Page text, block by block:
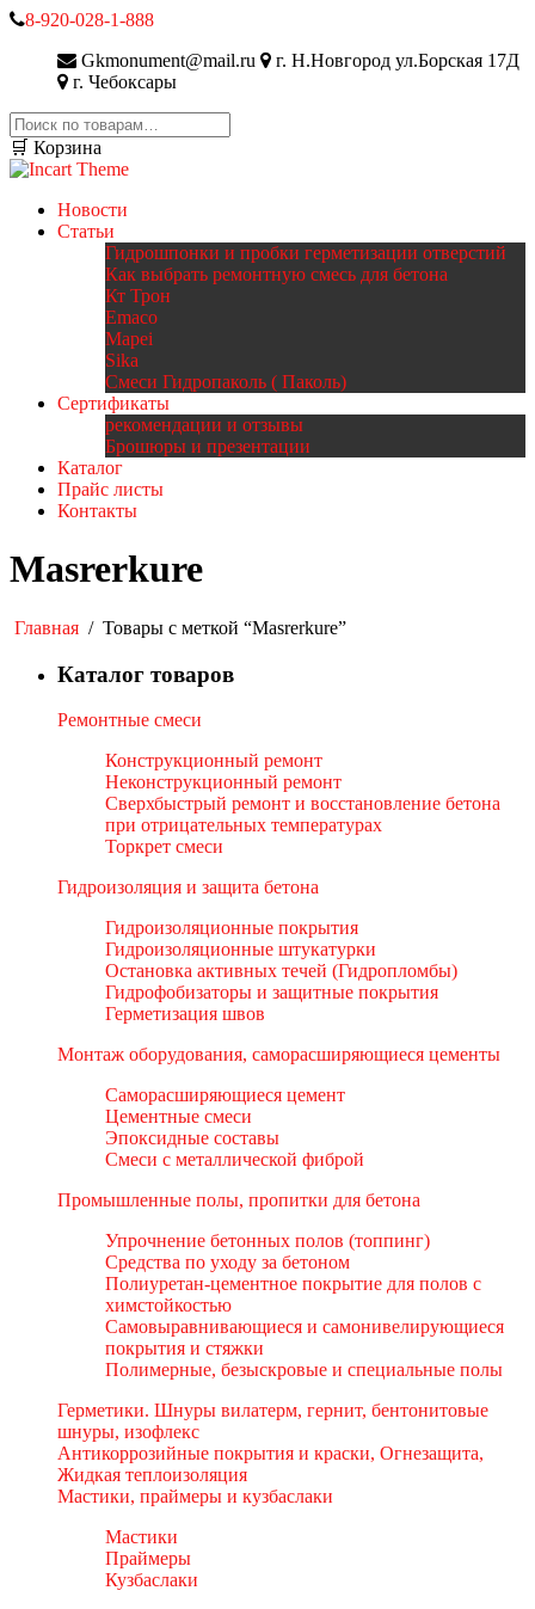
8-920-028-1-888
Gkmonument@mail.ru
г. Н.Новгород ул.Борская 17Д
г. Чебоксары
Искать:
🛒 Корзина
Новости
Статьи
Гидрошпонки и пробки герметизации отверстий
Как выбрать ремонтную смесь для бетона
Кт Трон
Emaco
Mapei
Sika
Смеси Гидропаколь ( Паколь)
Сертификаты
рекомендации и отзывы
Брошюры и презентации
Каталог
Прайс листы
Контакты
Masrerkure
Главная / Товары с меткой “Masrerkure”
Каталог товаров
Ремонтные смеси
Конструкционный ремонт
Неконструкционный ремонт
Сверхбыстрый ремонт и восстановление бетона
при отрицательных температурах
Торкрет смеси
Гидроизоляция и защита бетона
Гидроизоляционные покрытия
Гидроизоляционные штукатурки
Остановка активных течей (Гидропломбы)
Гидрофобизаторы и защитные покрытия
Герметизация швов
Монтаж оборудования, саморасширяющиеся цементы
Саморасширяющиеся цемент
Цементные смеси
Эпоксидные составы
Смеси с металлической фиброй
Промышленные полы, пропитки для бетона
Упрочнение бетонных полов (топпинг)
Средства по уходу за бетоном
Полиуретан-цементное покрытие для полов с
химстойкостью
Самовыравнивающиеся и самонивелирующиеся
покрытия и стяжки
Полимерные, безыскровые и специальные полы
Герметики. Шнуры вилатерм, гернит, бентонитовые
шнуры, изофлекс
Антикоррозийные покрытия и краски, Огнезащита,
Жидкая теплоизоляция
Мастики, праймеры и кузбаслаки
Мастики
Праймеры
Кузбаслаки